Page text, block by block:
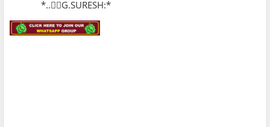
*..✍🏻G.SURESH:*